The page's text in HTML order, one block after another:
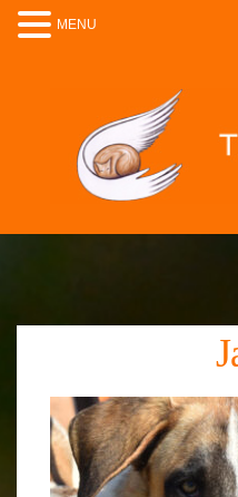
MENU